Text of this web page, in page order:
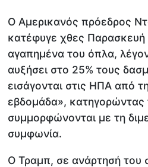
Ο Αμερικανός πρόεδρος
κατέφυγε χθες
αγαπημένα του όπλα,
αυξήσει στο 25% τους
εισάγονται στις ΗΠΑ από
εβδομάδα», κατηγορώντας
συμμορφώνονται με τη
συμφωνία.
Ο Τραμπ, σε ανάρτησή του